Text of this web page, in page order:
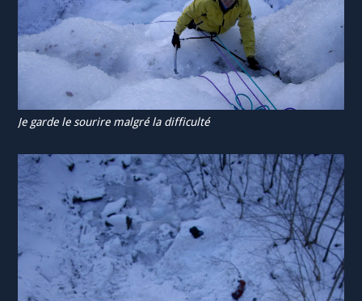
Je garde le sourire malgré la difficulté